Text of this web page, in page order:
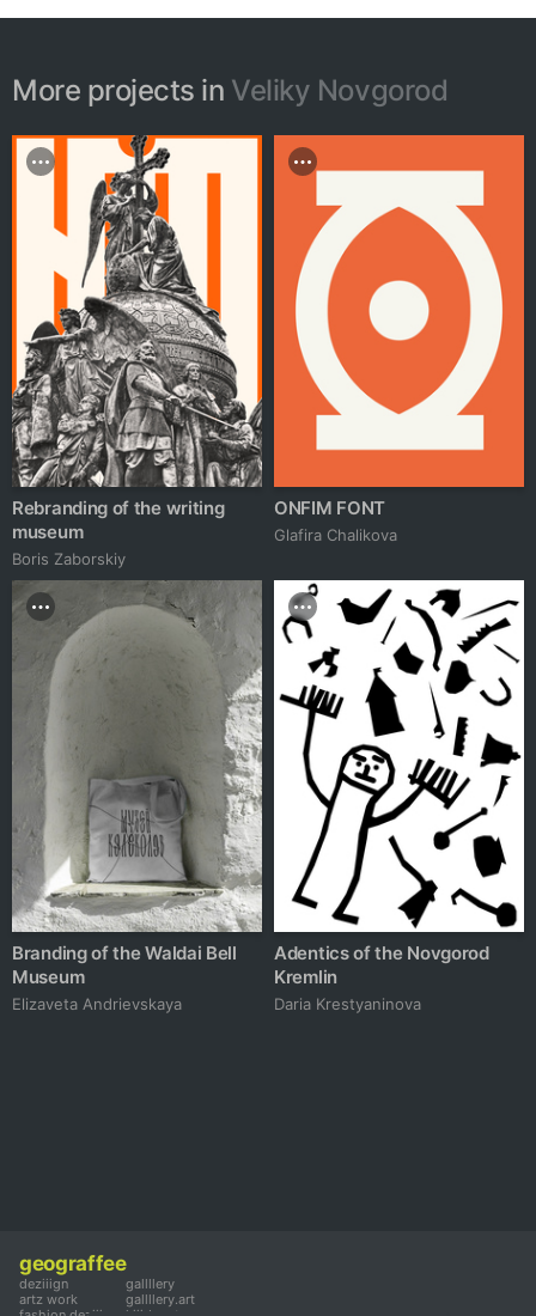
More projects in Veliky Novgorod
Rebranding of the writing
museum
Boris Zaborskiy
ONFIM FONT
Glafira Chalikova
Branding of the Waldai Bell
Museum
Elizaveta Andrievskaya
Adentics of the Novgorod
Kremlin
Daria Krestyaninova
geograffee
deziiign
artz work
gallllery
gallllery.art